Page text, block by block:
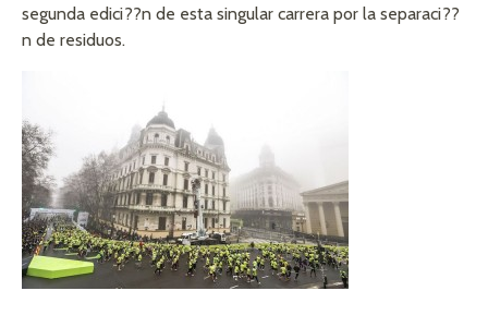
segunda edici??n de esta singular carrera por la separaci??
n de residuos.